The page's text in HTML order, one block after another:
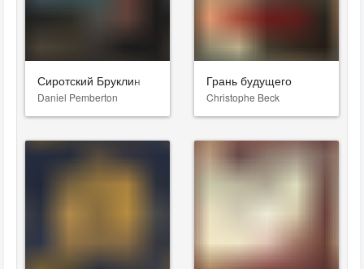
Сиротский Бруклин
Daniel Pemberton
Грань будущего
Christophe Beck